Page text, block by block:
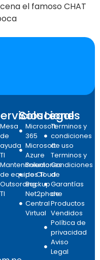
el famoso CHAT
Mesa
de
ayuda
TI
Mantenimiento
de equipos TI
Outsorcing
TI
Soluciones
Microsoft
365
Microsoft
Azure
Soluciones
de Cloud
Backup
Net2phone
Central
Virtual
Legal
Terminos y
condiciones
de uso
Terminos y
Condiciones
de
Garantías
de
Productos
Vendidos
Política de
privacidad
Aviso
Legal